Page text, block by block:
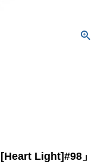
Light]#98」